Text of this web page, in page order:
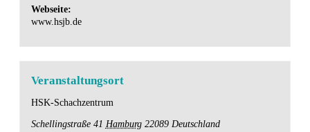
Webseite:
www.hsjb.de
Veranstaltungsort
HSK-Schachzentrum
Schellingstraße 41 Hamburg 22089 Deutschland